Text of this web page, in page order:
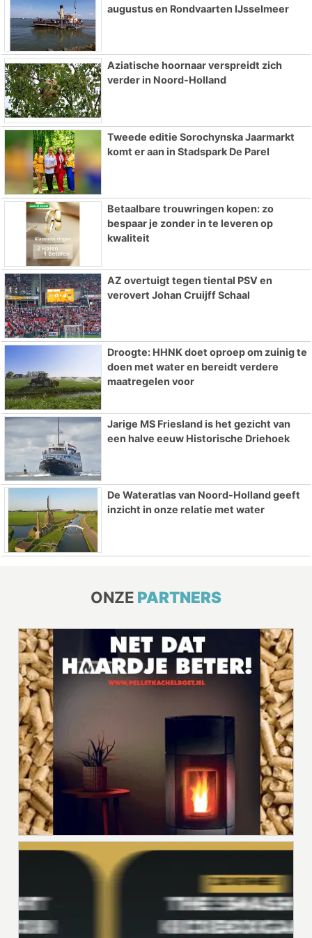
augustus en Rondvaarten IJsselmeer
Aziatische hoornaar verspreidt zich
verder in Noord-Holland
Tweede editie Sorochynska Jaarmarkt
komt er aan in Stadspark De Parel
Betaalbare trouwringen kopen: zo
bespaar je zonder in te leveren op
kwaliteit
AZ overtuigt tegen tiental PSV en
verovert Johan Cruijff Schaal
Droogte: HHNK doet oproep om zuinig te
doen met water en bereidt verdere
maatregelen voor
Jarige MS Friesland is het gezicht van
een halve eeuw Historische Driehoek
De Wateratlas van Noord-Holland geeft
inzicht in onze relatie met water
ONZE PARTNERS